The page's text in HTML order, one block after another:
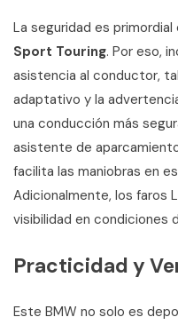
La seguridad es
Sport Touring. Por eso,
asistencia al conductor,
adaptativo y la
una conducción más
asistente de
facilita las maniobras en
Adicionalmente, los faros
visibilidad en condiciones
Practicidad y
Este BMW no solo es